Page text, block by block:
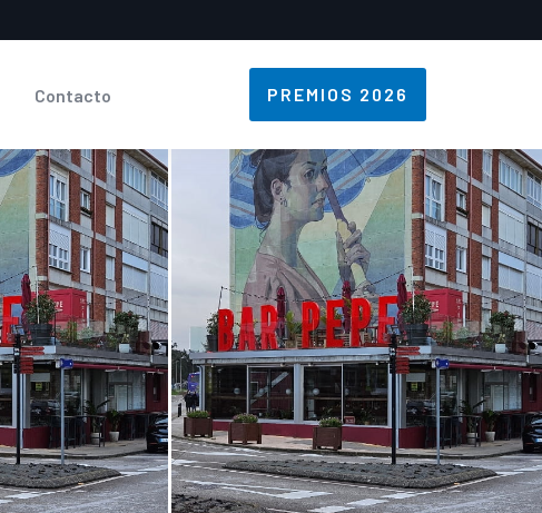
Contacto PREMIOS 2026